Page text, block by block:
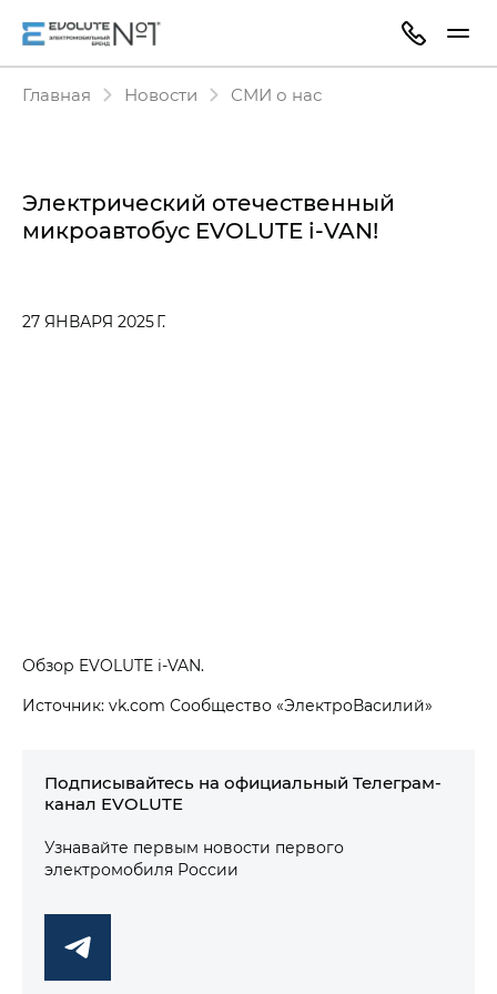
Главная Новости СМИ о нас
Электрический отечественный
микроавтобус EVOLUTE i‑VAN!
27 ЯНВАРЯ 2025 Г.
Обзор EVOLUTE i‑VAN.
Источник: vk.com Сообщество «ЭлектроВасилий»
Подписывайтесь на официальный Телеграм-
канал EVOLUTE
Узнавайте первым новости первого
электромобиля России